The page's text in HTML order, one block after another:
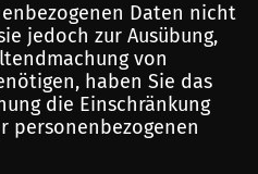
Daten nicht
jedoch zur Ausübung,
von
haben Sie das
die Einschränkung
personenbezogenen